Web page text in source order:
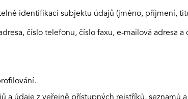
identifikaci subjektu údajů (jméno, příjmení,
číslo telefonu, číslo faxu, e-mailová adresa